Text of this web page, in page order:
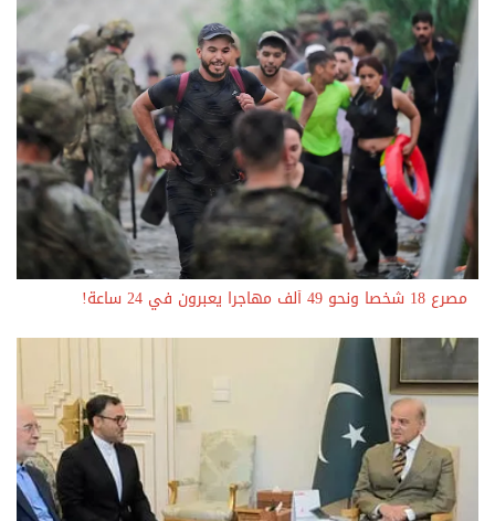
مصرع 18 شخصا ونحو 49 ألف مهاجرا يعبرون في 24 ساعة!